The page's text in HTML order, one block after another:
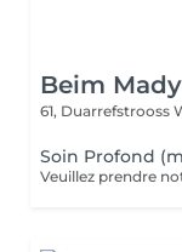
Beim Mady
61, Duarrefstrooss
Soin Profond